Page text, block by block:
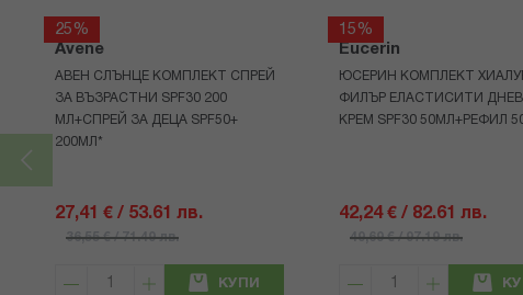
25%
Avene
АВЕН СЛЪНЦЕ КОМПЛЕКТ СПРЕЙ
ЗА ВЪЗРАСТНИ SPF30 200
МЛ+СПРЕЙ ЗА ДЕЦА SPF50+
200МЛ*
27,41 € / 53.61 лв.
36,55 € / 71.49 лв.
КУПИ
15%
Eucerin
ЮСЕРИН КОМПЛЕКТ
ФИЛЪР ЕЛАСТИСИТИ
КРЕМ SPF30 50МЛ+РЕФИЛ
42,24 € / 82.61 лв.
49,69 € / 97.19 лв.